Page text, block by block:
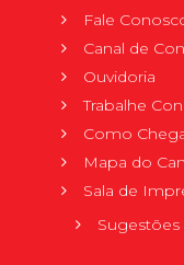
Fale
Canal de
Ouvidoria
Trabalhe
Como
Mapa do
Sala de